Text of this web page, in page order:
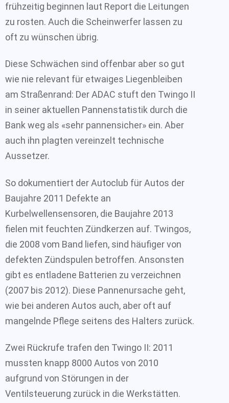
frühzeitig beginnen laut Report die Leitungen
zu rosten. Auch die Scheinwerfer lassen zu
oft zu wünschen übrig.
Diese Schwächen sind offenbar aber so gut
wie nie relevant für etwaiges Liegenbleiben
am Straßenrand: Der ADAC stuft den Twingo II
in seiner aktuellen Pannenstatistik durch die
Bank weg als «sehr pannensicher» ein. Aber
auch ihn plagten vereinzelt technische
Aussetzer.
So dokumentiert der Autoclub für Autos der
Baujahre 2011 Defekte an
Kurbelwellensensoren, die Baujahre 2013
fielen mit feuchten Zündkerzen auf. Twingos,
die 2008 vom Band liefen, sind häufiger von
defekten Zündspulen betroffen. Ansonsten
gibt es entladene Batterien zu verzeichnen
(2007 bis 2012). Diese Pannenursache geht,
wie bei anderen Autos auch, aber oft auf
mangelnde Pflege seitens des Halters zurück.
Zwei Rückrufe trafen den Twingo II: 2011
mussten knapp 8000 Autos von 2010
aufgrund von Störungen in der
Ventilsteuerung zurück in die Werkstätten.